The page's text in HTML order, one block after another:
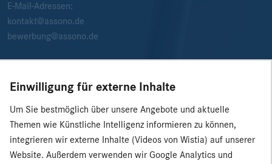
E-Mail-Adressen:
kontakt@assono.de
bewerbung@assono.de
Einwilligung für externe Inhalte
Um Sie bestmöglich über unsere Angebote und aktuelle
Themen wie Künstliche Intelligenz informieren zu können,
integrieren wir externe Inhalte (Videos von Wistia) auf unserer
Website. Außerdem verwenden wir Google Analytics und